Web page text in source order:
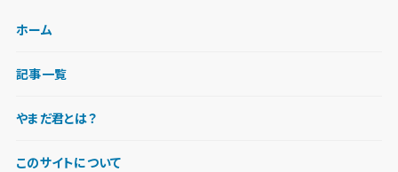
ホーム
記事一覧
やまだ君とは？
このサイトについて